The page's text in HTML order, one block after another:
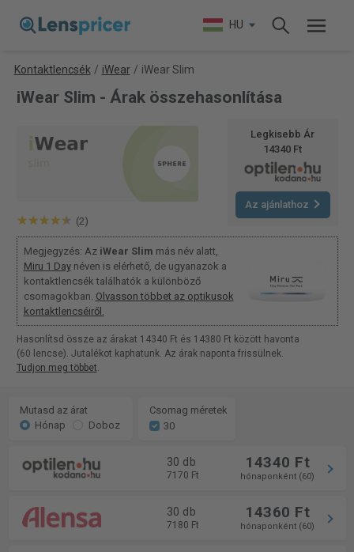
HU
Kontaktlencsék / iWear / iWear Slim
iWear Slim - Árak összehasonlítása
(2)
Legkisebb Ár
14340 Ft
Az ajánlathoz
Megjegyzés: Az iWear Slim más név alatt,
Miru 1 Daynéven is elérhető, de ugyanazok a
kontaktlencsék találhatók a különböző
csomagokban. Olvasson többet az optikusok
kontaktlencséiről.
Hasonlítsd össze az árakat 14340 Ft és 14380 Ft között havonta
(60 lencse). Jutalékot kaphatunk. Az árak naponta frissülnek.
Tudjon meg többet.
Mutasd az árat
Hónap
Doboz
Csomag méretek
30
30 db
7170 Ft
14340 Ft
hónaponként (60)
30 db
7180 Ft
14360 Ft
hónaponként (60)